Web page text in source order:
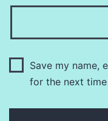
Save my name,
for the next